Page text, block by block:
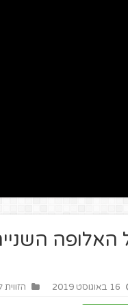
האלופה
16 באוגוסט 2019 הזווית